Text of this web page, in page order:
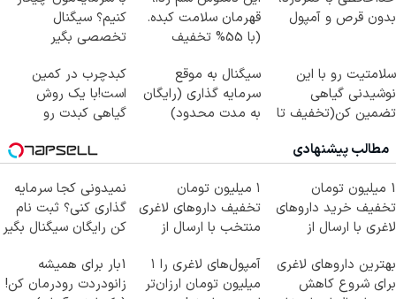
بدون قرص و آمپول
قهرمان سلامت کبده.
(با 55% تخفیف
کنیم؟ سیگنال
تخصصی بگیر
سلامتیت رو با این
نوشیدنی گیاهی
تضمین کن(تخفیف تا
سیگنال به موقع
سرمایه گذاری (رایگان
به مدت محدود)
کبدچرب در کمین
است!با یک روش
گیاهی کبدت رو
مطالب پیشنهادی
1 میلیون تومان
تخفیف خرید داروهای
لاغری با ارسال از
۱ میلیون تومان
تخفیف داروهای لاغری
منتخب با ارسال از
نمیدونی کجا سرمایه
گذاری کنی؟ ثبت نام
کن رایگان سیگنال بگیر
بهترین داروهای لاغری
برای شروع کاهش
آمپول‌های لاغری را ۱
میلیون تومان ارزان‌تر
1بار برای همیشه
زانودردت رودرمان کن!